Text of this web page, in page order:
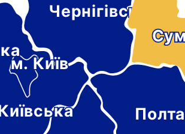
Чернігівська
м. Київ